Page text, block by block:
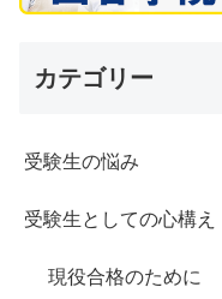
カテゴリー
受験生の悩み
受験生としての心構え
現役合格のために